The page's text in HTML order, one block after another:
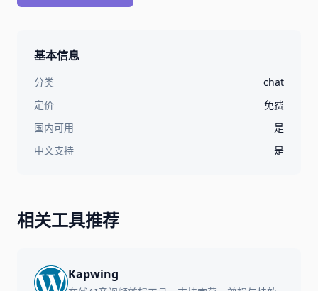
基本信息
分类
chat
定价
免费
国内可用
是
中文支持
是
相关工具推荐
Kapwing